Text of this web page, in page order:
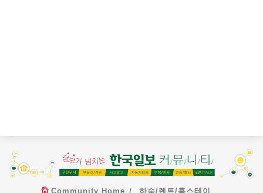
Community Home 하숙/렌트/홈스테이